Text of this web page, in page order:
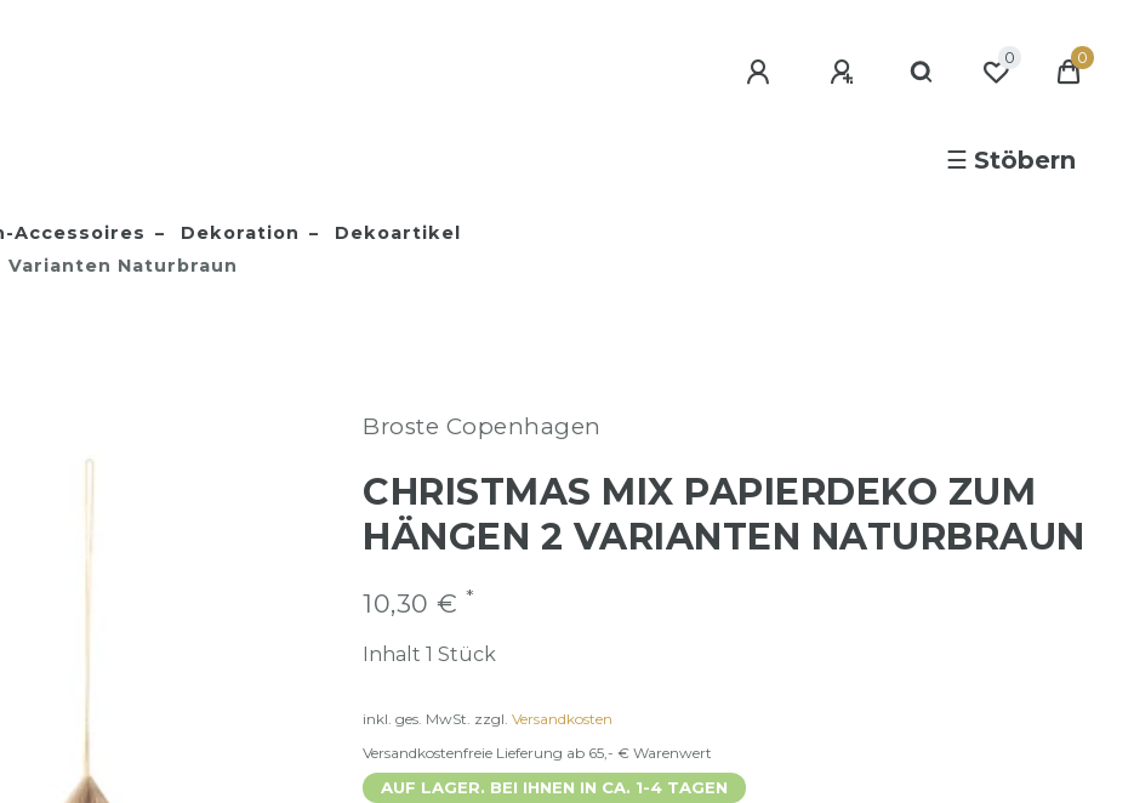
0
0
☰ Stöbern
Accessoires Dekoration
Dekoartikel
Varianten Naturbraun
Broste Copenhagen
CHRISTMAS MIX PAPIERDEKO ZUM
HÄNGEN 2 VARIANTEN NATURBRAUN
10,30 € *
Inhalt 1 Stück
inkl. ges. MwSt. zzgl. Versandkosten
Versandkostenfreie Lieferung ab 65,- € Warenwert
AUF LAGER. BEI IHNEN IN CA. 1-4 TAGEN